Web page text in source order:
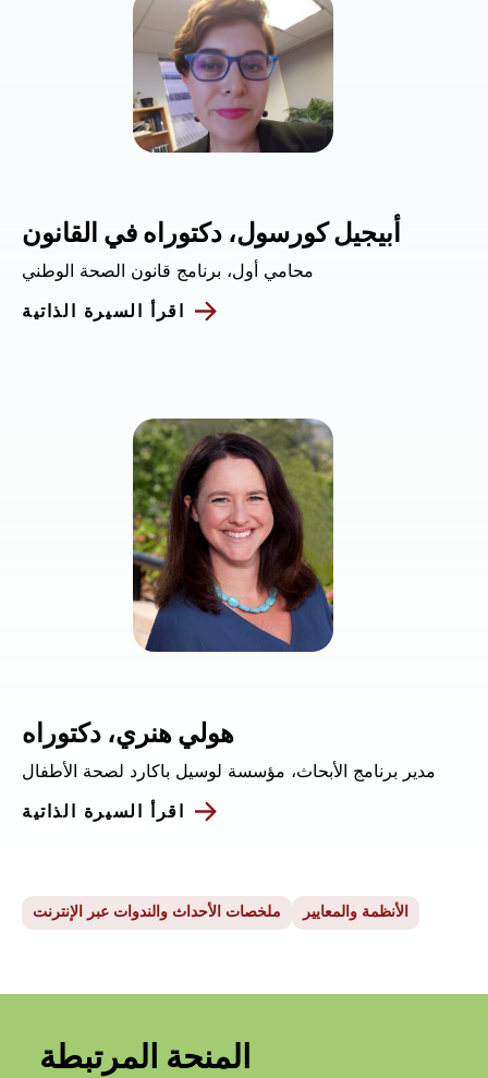
أبيجيل كورسول، دكتوراه في القانون
محامي أول، برنامج قانون الصحة الوطني
اقرأ السيرة الذاتية
هولي هنري، دكتوراه
مدير برنامج الأبحاث، مؤسسة لوسيل باكارد لصحة الأطفال
اقرأ السيرة الذاتية
ملخصات الأحداث والندوات عبر الإنترنت الأنظمة والمعايير
المنحة المرتبطة